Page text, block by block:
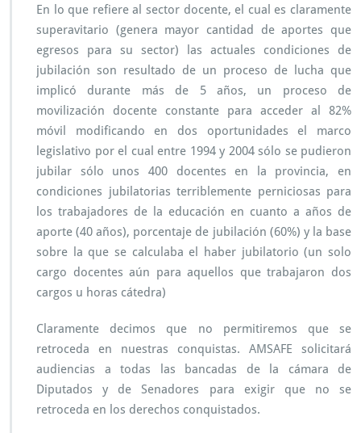
t
e
n
t
o
d
e
f
o
r
a
p
r
e
v
i
o
n
l
En lo que refiere al sector docente, el cual es claramente
superavitario (genera mayor cantidad de aportes que
egresos para su sector) las actuales condiciones de
jubilación son resultado de un proceso de lucha que
implicó durante más de 5 años, un proceso de
movilización docente constante para acceder al 82%
móvil modificando en dos oportunidades el marco
legislativo por el cual entre 1994 y 2004 sólo se pudieron
jubilar sólo unos 400 docentes en la provincia, en
condiciones jubilatorias terriblemente perniciosas para
los trabajadores de la educación en cuanto a años de
aporte (40 años), porcentaje de jubilación (60%) y la base
sobre la que se calculaba el haber jubilatorio (un solo
cargo docentes aún para aquellos que trabajaron dos
cargos u horas cátedra)
Claramente decimos que no permitiremos que se
retroceda en nuestras conquistas. AMSAFE solicitará
audiencias a todas las bancadas de la cámara de
Diputados y de Senadores para exigir que no se
retroceda en los derechos conquistados.